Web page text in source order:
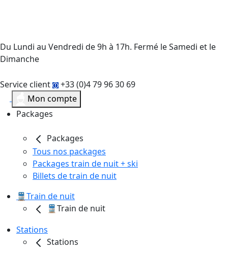
Du Lundi au Vendredi de 9h à 17h. Fermé le Samedi et le
Dimanche
Service client
+33 (0)4 79 96 30 69
Mon compte
Packages
Packages
Tous nos packages
Packages train de nuit + ski
Billets de train de nuit
🚆Train de nuit
🚆Train de nuit
Stations
Stations